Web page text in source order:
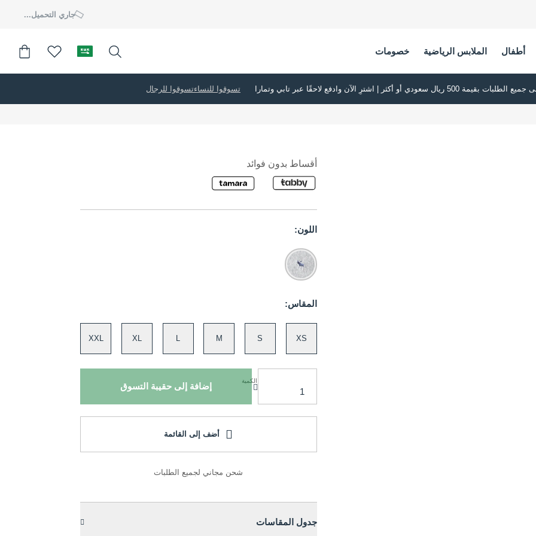
جاري التحميل...
أطفال الملابس الرياضية خصومات
تسوقوا للنساءتسوقوا للرجال
أقساط بدون فوائد
اللون:
المقاس:
XS
S
M
L
XL
XXL
الكمية
إضافة إلى حقيبة التسوق
أضف إلى القائمة
شحن مجاني لجميع الطلبات
جدول المقاسات